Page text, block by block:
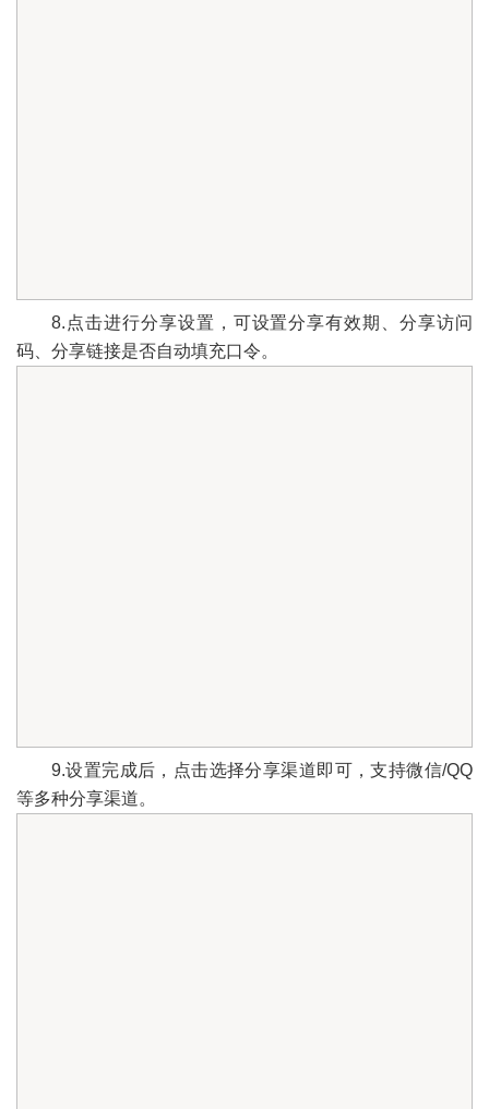
8.点击进行分享设置，可设置分享有效期、分享访问
码、分享链接是否自动填充口令。
9.设置完成后，点击选择分享渠道即可，支持微信/QQ
等多种分享渠道。